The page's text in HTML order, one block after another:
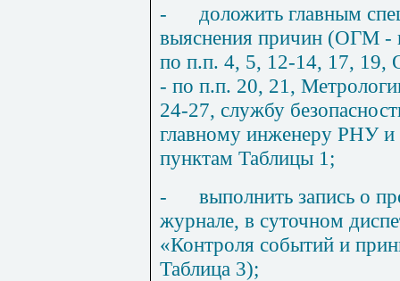
-
доложить главным
выяснения причин (ОГМ -
по п.п. 4, 5, 12-14, 17, 19,
- по п.п. 20, 21,
24-27, службу
главному инженеру РНУ
пунктам Таблицы 1;
-
выполнить запись о
журнале, в суточном
«Контроля событий и
Таблица 3);